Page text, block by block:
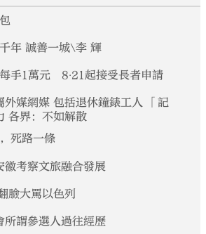
年 誠善一城\李 輝
手1萬元 8‧21起接受長者申請
外媒網媒 包括退休鐘錶工人 「記
各界：不如解散
死路一條
徽考察文旅融合發展
臉大罵以色列
所謂參選人過往經歷